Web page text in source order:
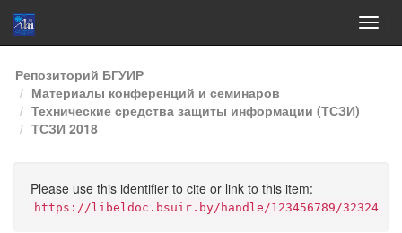
Skip
navigation
Репозиторий БГУИР
Материалы конференций и семинаров
Технические средства защиты информации (ТСЗИ)
ТСЗИ 2018
Please use this identifier to cite or link to this item:
https://libeldoc.bsuir.by/handle/123456789/32324